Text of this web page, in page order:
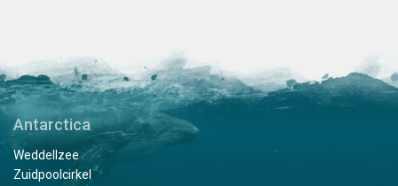
Antarctica
Weddellzee
Zuidpoolcirkel